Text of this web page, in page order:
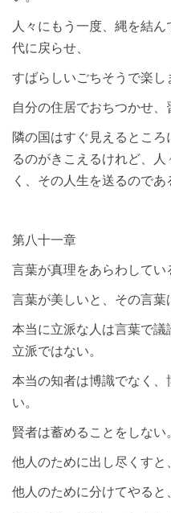
人々にもう一度、縄を結
代に戻らせ、
すばらしいごちそうで楽し
自分の住居でおちつかせ、
隣の国はすぐ見えるとこ
るのがきこえるけれど、
く、その人生を送るのであ
第八十一章
言葉が真理をあらわしてい
言葉が美しいと、その言葉
本当に立派な人は言葉で
立派ではない。
本当の知者は博識でなく
い。
賢者は蓄めることをしない。
他人のために出し尽くすと
他人のために分けてやると